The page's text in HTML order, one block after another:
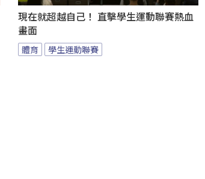
現在就超越自己！ 直擊學生運動聯賽熱血
畫面
體育 學生運動聯賽